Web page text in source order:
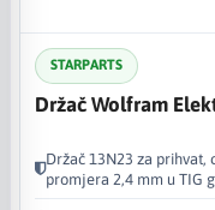
STARPARTS
Držač Wolfram
Držač 13N23 za
promjera 2,4 mm u TIG